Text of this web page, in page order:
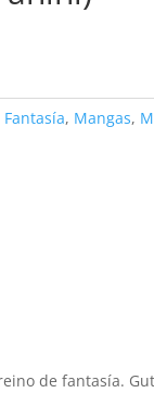
Fantasía, Mangas,
de fantasía.